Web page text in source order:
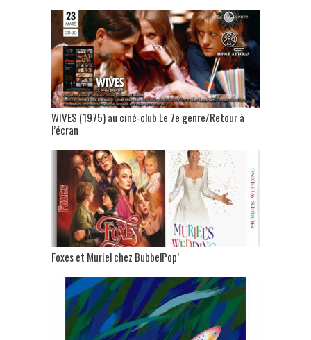
WIVES (1975) au ciné-club Le 7e genre/Retour à
l’écran
Foxes et Muriel chez BubbelPop’